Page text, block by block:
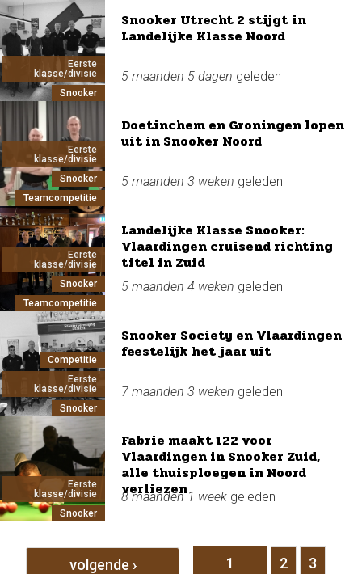
Eerste
klasse/divisie
Snooker
Snooker Utrecht 2 stijgt in
Landelijke Klasse Noord
5 maanden 5 dagen geleden
Eerste
klasse/divisie
Snooker
Teamcompetitie
Doetinchem en Groningen lopen
uit in Snooker Noord
5 maanden 3 weken geleden
Eerste
klasse/divisie
Snooker
Teamcompetitie
Landelijke Klasse Snooker:
Vlaardingen cruisend richting
titel in Zuid
5 maanden 4 weken geleden
Competitie
Eerste
klasse/divisie
Snooker
Snooker Society en Vlaardingen
feestelijk het jaar uit
7 maanden 3 weken geleden
Eerste
klasse/divisie
Snooker
Fabrie maakt 122 voor
Vlaardingen in Snooker Zuid,
alle thuisploegen in Noord
verliezen
8 maanden 1 week geleden
Pagina's
1 2 3
volgende ›